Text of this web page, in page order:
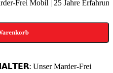
Frei Mobil | 25 Jahre
Unser Marder-Frei